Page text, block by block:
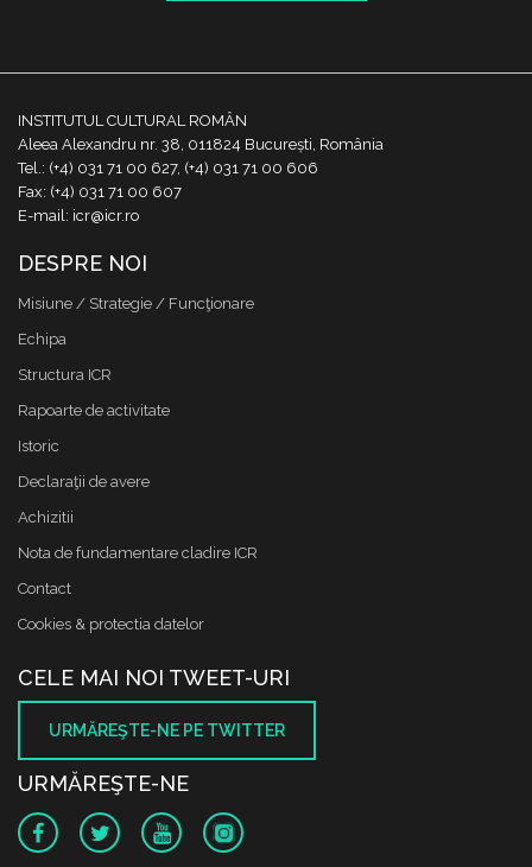
INSTITUTUL CULTURAL ROMÂN
Aleea Alexandru nr. 38, 011824 București, România
Tel.: (+4) 031 71 00 627, (+4) 031 71 00 606
Fax: (+4) 031 71 00 607
E-mail: icr@icr.ro
DESPRE NOI
Misiune / Strategie / Funcţionare
Echipa
Structura ICR
Rapoarte de activitate
Istoric
Declaraţii de avere
Achizitii
Nota de fundamentare cladire ICR
Contact
Cookies & protectia datelor
CELE MAI NOI TWEET-URI
URMĂREŞTE-NE PE TWITTER
URMĂREŞTE-NE